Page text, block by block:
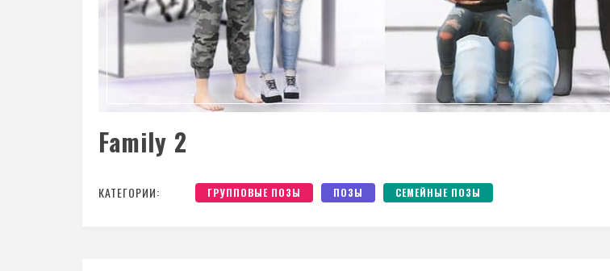
Family 2
КАТЕГОРИИ: ГРУППОВЫЕ ПОЗЫ ПОЗЫ СЕМЕЙНЫЕ ПОЗЫ